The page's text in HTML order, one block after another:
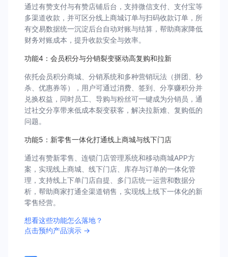
通过有赞支付与有赞店铺后台，支持微信支付、支付宝等
多渠道收款，并可区分线上商城订单与扫码收款订单，所
有交易数据统一沉淀后台自动对账与结算，帮助商家降低
财务对账成本，提升收款安全与效率。
功能4：会员积分与分销裂变驱动高复购和拉新
依托会员积分商城、分销系统和多种营销玩法（拼团、秒
杀、优惠券等），用户可通过消费、签到、分享赚积分并
兑换权益，同时员工、导购与粉丝可一键成为分销员，通
过社交分享带来低成本裂变获客，解决拉新难、复购低的
问题。
功能5：新零售一体化打通线上商城与线下门店
通过有赞新零售、连锁门店管理系统和移动商城APP方
案，实现线上商城、线下门店、库存与订单的一体化管
理，支持线上下单门店自提、多门店统一运营和数据分
析，帮助商家打通全渠道销售，实现线上线下一体化的新
零售经营。
想看这些功能怎么落地？
点击预约产品演示 →